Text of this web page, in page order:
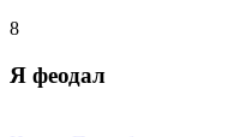
8
Я феодал